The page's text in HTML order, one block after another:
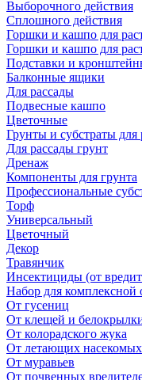
Выборочного действия
Сплошного действия
Горшки и кашпо для
Горшки и кашпо для
Подставки и
Балконные ящики
Для рассады
Подвесные кашпо
Цветочные
Грунты и субстраты для
Для рассады грунт
Дренаж
Компоненты для грунта
Профессиональные
Торф
Универсальный
Цветочный
Декор
Травянчик
Инсектициды (от
Набор для комплексной
От гусениц
От клещей и
От колорадского жука
От летающих насекомых
От муравьев
От почвенных